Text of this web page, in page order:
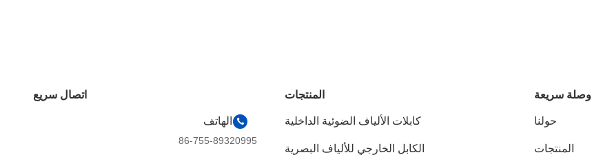
وصلة سريعة
حولنا
المنتجات
المنتجات
كابلات الألياف الضوئية الداخلية
الكابل الخارجي للألياف البصرية
اتصال سريع
الهاتف
86-755-89320995